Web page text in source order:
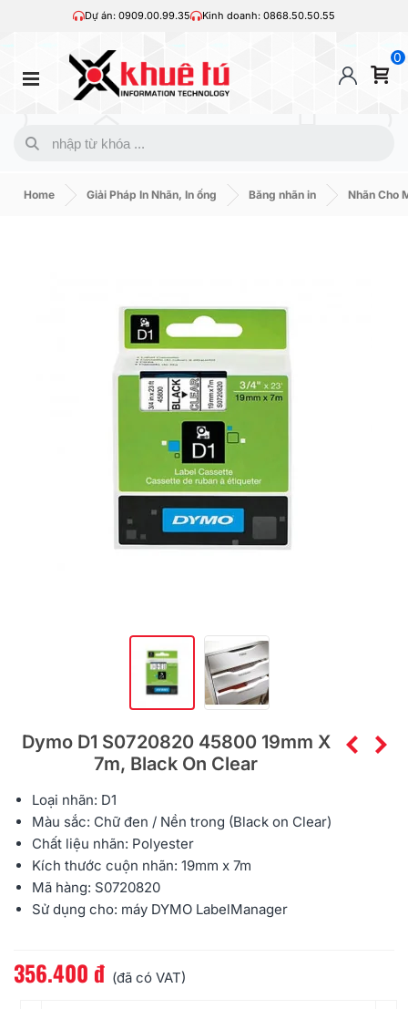
Dự án: 0909.00.99.35 Kinh doanh: 0868.50.50.55
0
Home Giải Pháp In Nhãn, In ống Băng nhãn in Nhãn Cho
Dymo D1 S0720820 45800 19mm X
7m, Black On Clear
Loại nhãn: D1
Màu sắc: Chữ đen / Nền trong (Black on Clear)
Chất liệu nhãn: Polyester
Kích thước cuộn nhãn: 19mm x 7m
Mã hàng: S0720820
Sử dụng cho: máy DYMO LabelManager
Đọc thêm
356.400 đ (đã có VAT)